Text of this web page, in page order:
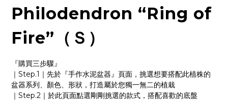
Philodendron “Ring of
Fire”（Ｓ）
『購買三步驟』
｜Step.1｜先於『手作水泥盆器』頁面，挑選想要搭配此植株的
盆器系列、顏色、形狀，打造屬於您獨一無二的植栽
｜Step.2｜於此頁面點選剛剛挑選的款式，搭配喜歡的底盤